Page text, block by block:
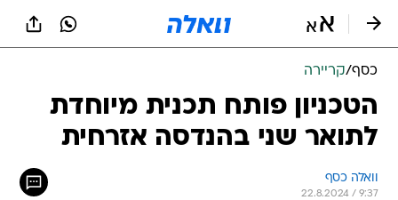
כסף/קריירה
הטכניון פותח תכנית מיוחדת
לתואר שני בהנדסה אזרחית
וואלה כסף
22.8.2024 / 9:37